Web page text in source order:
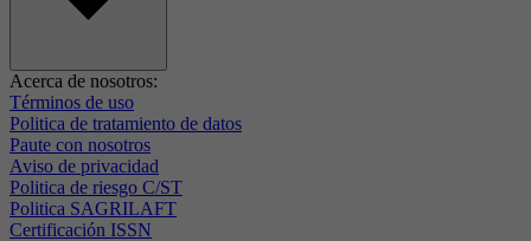
Acerca de nosotros:
Términos de uso
Politica de tratamiento de datos
Paute con nosotros
Aviso de privacidad
Politica de riesgo C/ST
Politica SAGRILAFT
Certificación ISSN